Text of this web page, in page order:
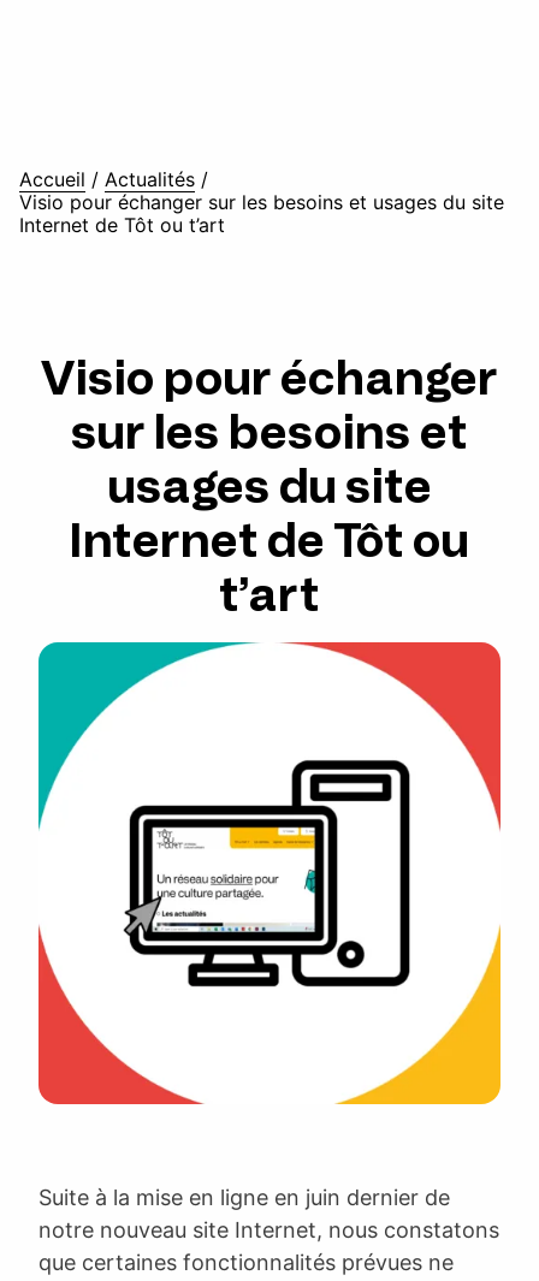
Accueil / Actualités /
Visio pour échanger sur les besoins et usages du site
Internet de Tôt ou t’art
Visio pour échanger
sur les besoins et
usages du site
Internet de Tôt ou
t’art
Suite à la mise en ligne en juin dernier de
notre nouveau site Internet, nous constatons
que certaines fonctionnalités prévues ne